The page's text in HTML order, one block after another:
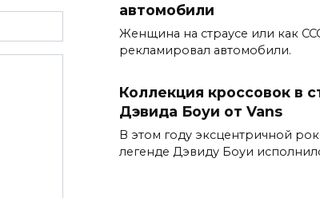
автомобили
Женщина на страусе или как
рекламировал автомобили.
Коллекция кроссовок в
Дэвида Боуи от Vans
В этом году эксцентричной
легенде Дэвиду Боуи